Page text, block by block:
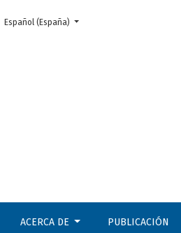
Humoremas ecológicos y naturalistas
Cambiar el idioma. El actual es:
Español (España)
ACERCA DE PUBLICACIÓN